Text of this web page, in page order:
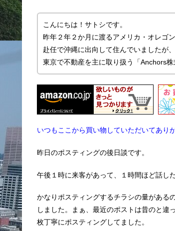
こんにちは！サトシです。
昨年２年２か月に渡るアメリカ・オレゴ
赴任で沖縄に出向して住んでいましたが
東京で不動産を主に取り扱う「Anchors
いつもここから買い物していただいてあり
昨日のポスティングの後日談です。
午後１時に来客があって、１時間ほど話し
かなりポスティングするチラシの量がある
しました。まぁ、最近のポストは昔のと
枚丁寧にポスティングしてました。